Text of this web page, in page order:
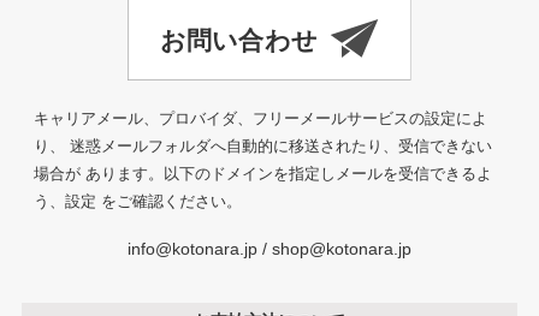
キャリアメール、プロバイダ、フリーメールサービスの設定によ
り、 迷惑メールフォルダへ自動的に移送されたり、受信できない
場合が あります。以下のドメインを指定しメールを受信できるよ
う、設定 をご確認ください。
info@kotonara.jp / shop@kotonara.jp